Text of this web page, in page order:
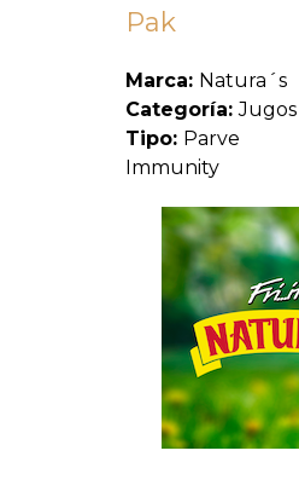
Pak
Marca: Natura´s
Categoría:Jugos
Tipo: Parve
Immunity